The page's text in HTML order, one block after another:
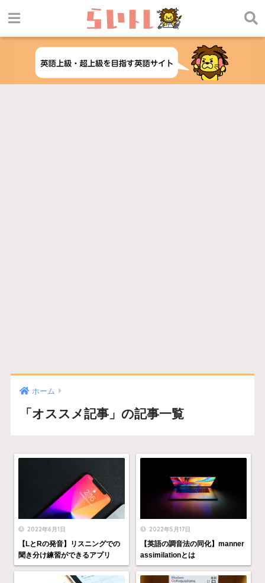
ホーム
「オススメ記事」の記事一覧
2022年6月1日
【LとRの発音】リスニングでの
聞き分け練習ができるアプリ
2022年5月17日
【英語の調音法の同化】manner
assimilationとは